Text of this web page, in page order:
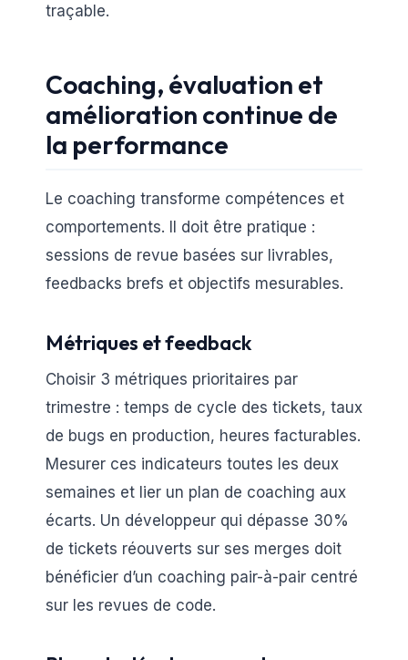
traçable.
Coaching, évaluation et
amélioration continue de
la performance
Le coaching transforme compétences et
comportements. Il doit être pratique :
sessions de revue basées sur livrables,
feedbacks brefs et objectifs mesurables.
Métriques et feedback
Choisir 3 métriques prioritaires par
trimestre : temps de cycle des tickets, taux
de bugs en production, heures facturables.
Mesurer ces indicateurs toutes les deux
semaines et lier un plan de coaching aux
écarts. Un développeur qui dépasse 30%
de tickets réouverts sur ses merges doit
bénéficier d’un coaching pair-à-pair centré
sur les revues de code.